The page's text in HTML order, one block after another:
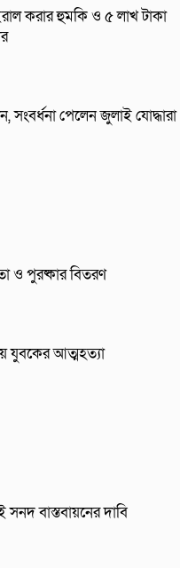
করার হুমকি ও ৫ লাখ টাকা
পেলেন জুলাই যোদ্ধারা
ও পুরষ্কার বিতরণ
যুবকের আত্মহত্যা
বাস্তবায়নের দাবি